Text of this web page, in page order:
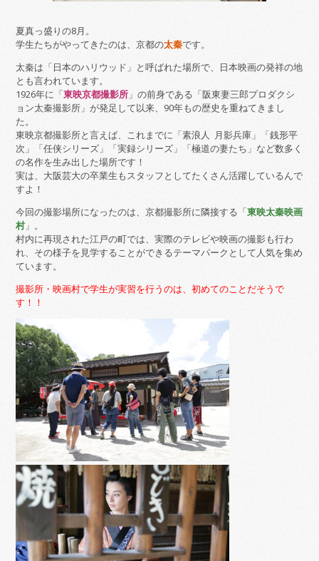
夏真っ盛りの8月。
学生たちがやってきたのは、京都の太秦です。
太秦は「日本のハリウッド」と呼ばれた場所で、日本映画の発祥の地
とも言われています。
1926年に「東映京都撮影所 」の前身である「阪東妻三郎プロダクシ
ョン太秦撮影所」が発足して以来、90年もの歴史を重ねてきまし
た。
東映京都撮影所と言えば、これまでに「素浪人 月影兵庫」「銭形平
次」「任侠シリーズ」「実録シリーズ」「極道の妻たち」など数多く
の名作を生み出した場所です！
実は、大阪芸大の卒業生もスタッフとしてたくさん活躍しているんで
すよ！
今回の撮影場所になったのは、京都撮影所に隣接する「東映太秦映画
村」。
村内に再現された江戸の町では、実際のテレビや映画の撮影も行わ
れ、その様子を見学することができるテーマパークとして人気を集め
ています。
撮影所・映画村で学生が実習を行うのは、初めてのことだそうで
す！！